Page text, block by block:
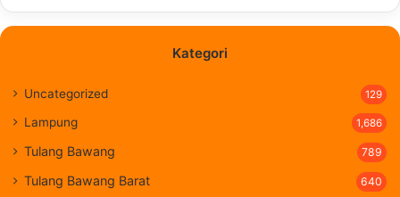
Kategori
Uncategorized 129
Lampung 1,686
Tulang Bawang 789
Tulang Bawang Barat 640